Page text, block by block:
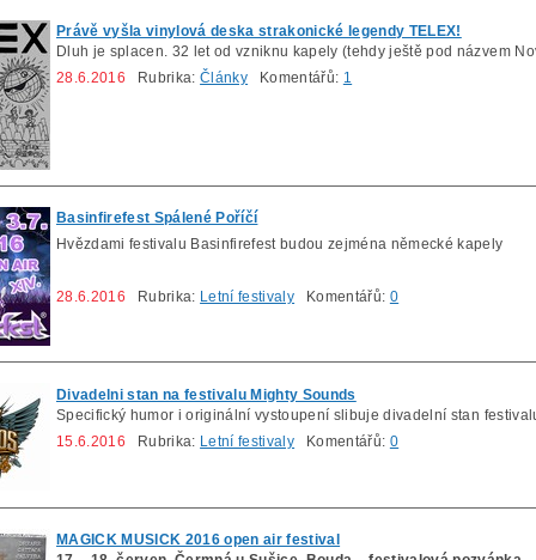
Právě vyšla vinylová deska strakonické legendy TELEX!
Dluh je splacen. 32 let od vzniknu kapely (tehdy ještě pod názvem
28.6.2016 Rubrika:Články Komentářů: 1
Basinfirefest Spálené Poříčí
Hvězdami festivalu Basinfirefest budou zejména německé kapely
28.6.2016 Rubrika: Letní festivaly Komentářů: 0
Divadelni stan na festivalu Mighty Sounds
Specifický humor i originální vystoupení slibuje divadelní stan
15.6.2016 Rubrika: Letní festivaly Komentářů: 0
MAGICK MUSICK 2016 open air festival